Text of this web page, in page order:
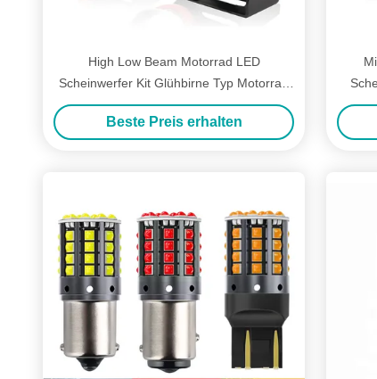
High Low Beam Motorrad LED
Scheinwerfer Kit Glühbirne Typ Motorrad
Fahrt Scheinwerfer Glühbirne
Beste Preis erhalten